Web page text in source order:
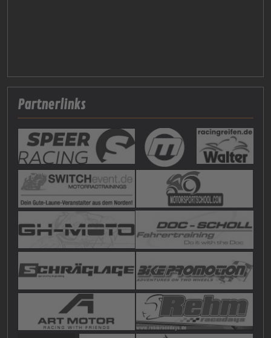
Partnerlinks